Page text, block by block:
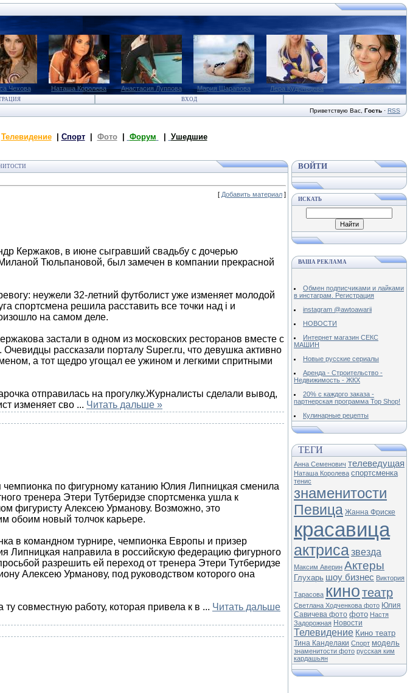
Чехова Наташа Королева Анастасия Луппова Мария Шарапова Лера Кудрявцева Ольга Будина
ВХОД
Приветствую Вас Гость · RSS
Телевидение| Спорт| Фото| Форум Ушедшие
[ Добавить материал ]
Кержаков, в июне сыгравший свадьбу с дочерью
Тюльпановой, был замечен в компании прекрасной
неужели 32-летний футболист уже изменяет молодой
спортсмена решила расставить все точки над i и
на самом деле.
застали в одном из московских ресторанов вместе с
Очевидцы рассказали порталу Super.ru, что девушка активно
а тот щедро угощал ее ужином и легкими спритными
отправилась на прогулку.Журналисты сделали вывод,
изменяет сво ... Читать дальше »
по фигурному катанию Юлия Липницкая сменила
тренера Этери Тутберидзе спортсменка ушла к
фигуристу Алексею Урманову. Возможно, это
обоим новый толчок карьере.
в командном турнире, чемпионка Европы и призер
Липницкая направила в российскую федерацию фигурного
разрешить ей переход от тренера Этери Тутберидзе
Алексею Урманову, под руководством которого она
совместную работу, которая привела к в ... Читать дальше
ВОЙТИ
ИСКАТЬ
ВАША РЕКЛАМА
Обмен подписчиками и лайками
в инстаграм. Регистрация
instagram @awtoawarii
НОВОСТИ
Интернет магазин СЕКС
МАШИН
Новые русские сериалы
Аренда - Строительство -
Недвижимость - ЖКХ
20% с каждого заказа -
партнерская программа Top Shop!
Кулинарные рецепты
ТЕГИ
Анна Семенович телеведущая
Наташа Королева спортсменка
тенис
знаменитости
Певица Жанна Фриске
красавица
актрисазвезда
Максим Аверин Актеры
Глухарь шоу бизнес Виктория
Тарасова кинотеатр
Светлана Ходченкова фото Юлия
Савичева фото фото Настя
Задорожная Новости
Телевидение Кино театр
Тина Канделаки Спорт модель
знаменитости фото русская ким
кардашьян